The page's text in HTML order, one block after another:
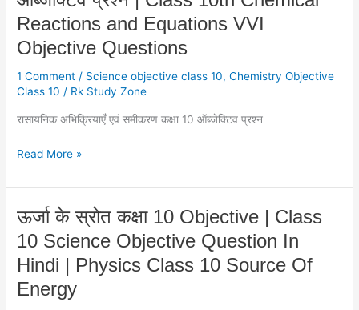
Reactions and Equations VVI
Objective Questions
1 Comment / Science objective class 10,Chemistry Objective
Class 10 / Rk Study Zone
रासायनिक अभिक्रियाएँ एवं समीकरण कक्षा 10 ऑब्जेक्टिव प्रश्न
Equations
VVI
Objective
Read More »
ऊर्जा के स्रोत कक्षा 10 Objective | Class
10 Science Objective Question In
Hindi | Physics Class 10 Source Of
Energy
ऊर्जा
स्रोत
कक्षा
10
Objective